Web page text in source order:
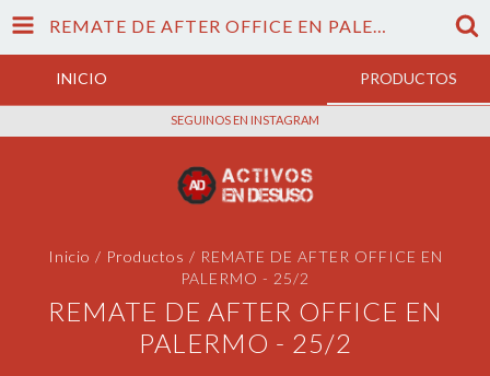
REMATE DE AFTER OFFICE EN PALERMO - 25/2
INICIO PRODUCTOS
SEGUINOS EN INSTAGRAM
Inicio / Productos / REMATE DE AFTER OFFICE EN
PALERMO - 25/2
REMATE DE AFTER OFFICE EN
PALERMO - 25/2